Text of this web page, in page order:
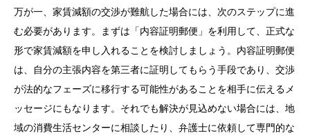
万が一、家賃減額の交渉が難航した場合には、次のステップに進
む必要があります。まずは「内容証明郵便」を利用して、正式な
形で家賃減額を申し入れることを検討しましょう。内容証明郵便
は、自分の主張内容を第三者に証明してもらう手段であり、交渉
が法的なフェーズに移行する可能性があることを相手に伝えるメ
ッセージにもなります。それでも解決が見込めない場合には、地
域の消費生活センターに相談したり、弁護士に依頼して専門的な